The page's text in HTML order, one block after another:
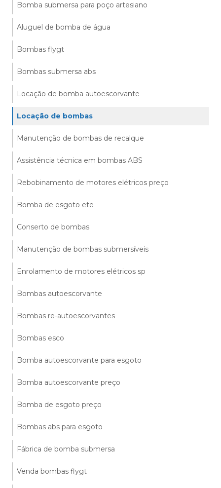
Bomba submersa para poço artesiano
Aluguel de bomba de água
Bombas flygt
Bombas submersa abs
Locação de bomba autoescorvante
Locação de bombas
Manutenção de bombas de recalque
Assistência técnica em bombas ABS
Rebobinamento de motores elétricos preço
Bomba de esgoto ete
Conserto de bombas
Manutenção de bombas submersíveis
Enrolamento de motores elétricos sp
Bombas autoescorvante
Bombas re-autoescorvantes
Bombas esco
Bomba autoescorvante para esgoto
Bomba autoescorvante preço
Bomba de esgoto preço
Bombas abs para esgoto
Fábrica de bomba submersa
Venda bombas flygt